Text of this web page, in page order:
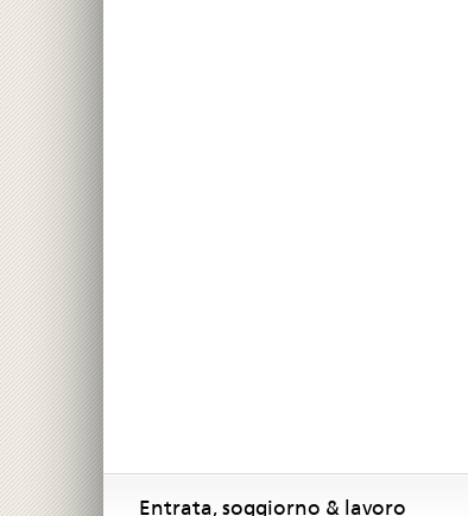
Entrata, soggiorno & lavoro